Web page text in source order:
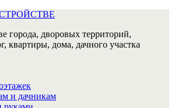
города, дворовых территорий,
квартиры, дома, дачного участка
и дачникам